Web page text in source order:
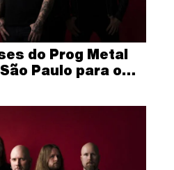
do Prog Metal
Paulo para o